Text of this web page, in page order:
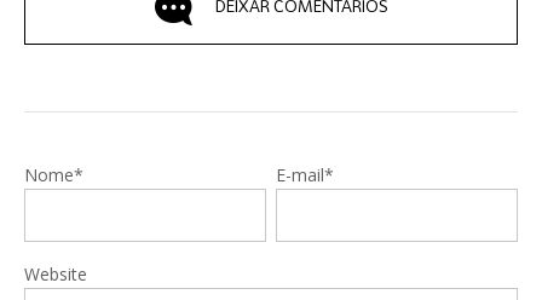
DEIXAR COMENTÁRIOS
Nome* E-mail*
Website